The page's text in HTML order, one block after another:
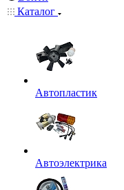
Каталог
Автопластик
Автоэлектрика